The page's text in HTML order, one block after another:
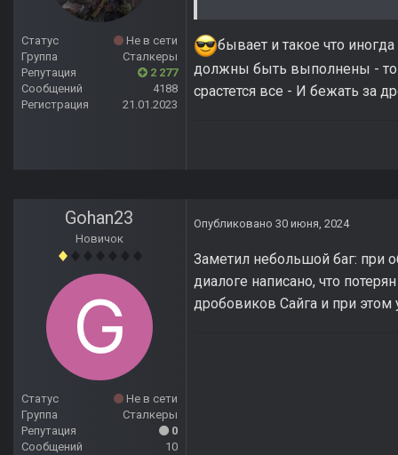
Статус
Не в сети
Группа
Сталкеры
Репутация
2 277
Сообщений
4188
Регистрация
21.01.2023
бывает и такое что
должны быть выполнены - то
срастется все - И бежать за
Gohan23
Новичок
Статус
Не в сети
Группа
Сталкеры
Репутация
0
Сообщений
10
Опубликовано 30 июня, 2024
Заметил небольшой баг: при
диалоге написано, что
дробовиков Сайга и при этом